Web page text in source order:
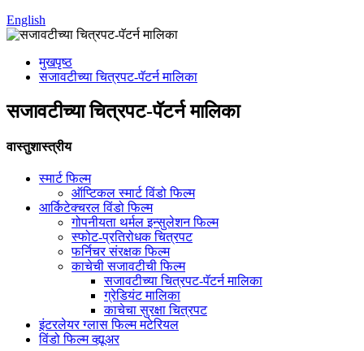
English
मुखपृष्ठ
सजावटीच्या चित्रपट-पॅटर्न मालिका
सजावटीच्या चित्रपट-पॅटर्न मालिका
वास्तुशास्त्रीय
स्मार्ट फिल्म
ऑप्टिकल स्मार्ट विंडो फिल्म
आर्किटेक्चरल विंडो फिल्म
गोपनीयता थर्मल इन्सुलेशन फिल्म
स्फोट-प्रतिरोधक चित्रपट
फर्निचर संरक्षक फिल्म
काचेची सजावटीची फिल्म
सजावटीच्या चित्रपट-पॅटर्न मालिका
ग्रेडियंट मालिका
काचेचा सुरक्षा चित्रपट
इंटरलेयर ग्लास फिल्म मटेरियल
विंडो फिल्म व्ह्यूअर